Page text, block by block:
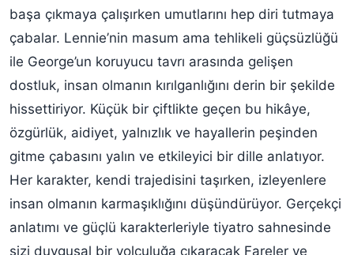
başa çıkmaya çalışırken umutlarını hep diri tutmaya
çabalar. Lennie’nin masum ama tehlikeli güçsüzlüğü
ile George’un koruyucu tavrı arasında gelişen
dostluk, insan olmanın kırılganlığını derin bir şekilde
hissettiriyor. Küçük bir çiftlikte geçen bu hikâye,
özgürlük, aidiyet, yalnızlık ve hayallerin peşinden
gitme çabasını yalın ve etkileyici bir dille anlatıyor.
Her karakter, kendi trajedisini taşırken, izleyenlere
insan olmanın karmaşıklığını düşündürüyor. Gerçekçi
anlatımı ve güçlü karakterleriyle tiyatro sahnesinde
sizi duygusal bir yolculuğa çıkaracak Fareler ve